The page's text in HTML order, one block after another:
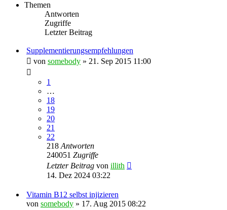
Themen
Antworten
Zugriffe
Letzter Beitrag
Supplementierungsempfehlungen
von somebody » 21. Sep 2015 11:00
1
…
18
19
20
21
22
218 Antworten
240051 Zugriffe
Letzter Beitrag von illith
14. Dez 2024 03:22
Vitamin B12 selbst injizieren
von somebody » 17. Aug 2015 08:22